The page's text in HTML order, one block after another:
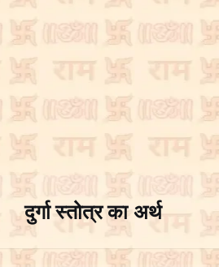
दुर्गा स्तोत्र का अर्थ